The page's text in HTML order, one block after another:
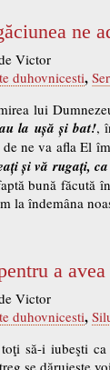
ne
Victor
duhovnicesti,
lui
la ușă și bat!,
ne va afla El
și vă rugați,
bună făcută
la îndemâna
a
Victor
duhovnicesti,
toţi să-i iubeşti
se dăruieşte